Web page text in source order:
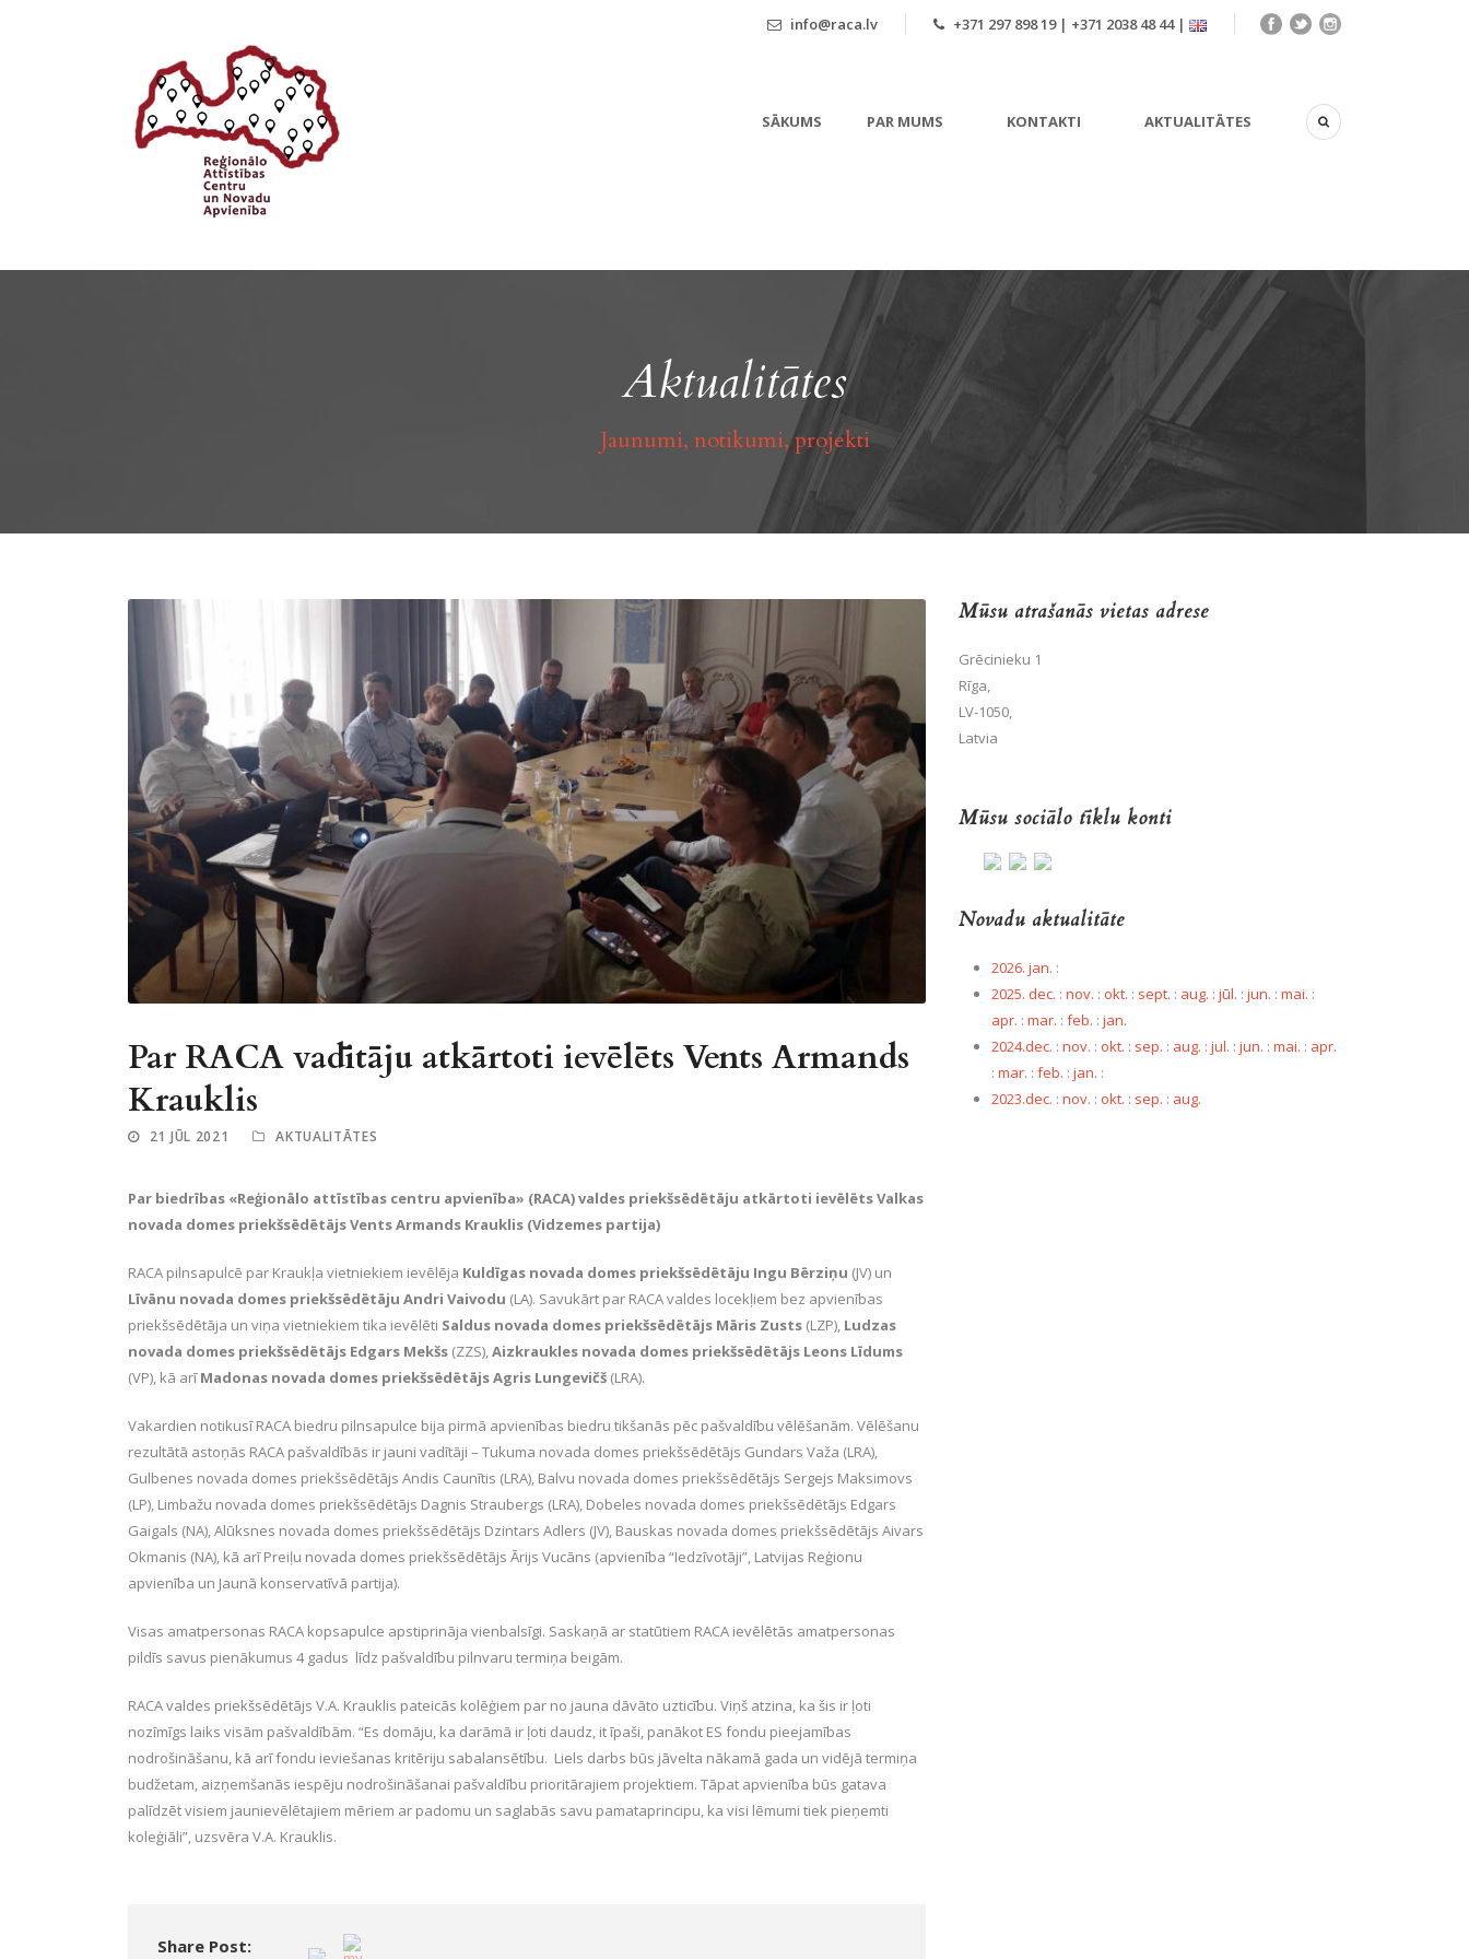
info@raca.lv +371 297 898 19 | +371 2038 48 44 |
SĀKUMS PAR MUMS KONTAKTI AKTUALITĀTES
Aktualitātes
Jaunumi, notikumi, projekti
Par RACA vadītāju atkārtoti ievēlēts Vents Armands
Krauklis
21 JŪL 2021 AKTUALITĀTES
Par biedrības «Reģionālo attīstības centru apvienība» (RACA) valdes priekšsēdētāju atkārtoti ievēlēts Valkas
novada domes priekšsēdētājs Vents Armands Krauklis (Vidzemes partija)
RACA pilnsapulcē par Kraukļa vietniekiem ievēlēja Kuldīgas novada domes priekšsēdētāju Ingu Bērziņu (JV) un
Līvānu novada domes priekšsēdētāju Andri Vaivodu (LA). Savukārt par RACA valdes locekļiem bez apvienības
priekšsēdētāja un viņa vietniekiem tika ievēlēti Saldus novada domes priekšsēdētājs Māris Zusts (LZP), Ludzas
novada domes priekšsēdētājs Edgars Mekšs (ZZS),Aizkraukles novada domes priekšsēdētājs Leons Līdums
(VP), kā arīMadonas novada domes priekšsēdētājs Agris Lungevičš (LRA).
Vakardien notikusī RACA biedru pilnsapulce bija pirmā apvienības biedru tikšanās pēc pašvaldību vēlēšanām. Vēlēšanu
rezultātā astoņās RACA pašvaldībās ir jauni vadītāji – Tukuma novada domes priekšsēdētājs Gundars Važa (LRA),
Gulbenes novada domes priekšsēdētājs Andis Caunītis (LRA), Balvu novada domes priekšsēdētājs Sergejs Maksimovs
(LP), Limbažu novada domes priekšsēdētājs Dagnis Straubergs (LRA), Dobeles novada domes priekšsēdētājs Edgars
Gaigals (NA), Alūksnes novada domes priekšsēdētājs Dzintars Adlers (JV), Bauskas novada domes priekšsēdētājs Aivars
Okmanis (NA), kā arī Preiļu novada domes priekšsēdētājs Ārijs Vucāns (apvienība “Iedzīvotāji”, Latvijas Reģionu
apvienība un Jaunā konservatīvā partija).
Visas amatpersonas RACA kopsapulce apstiprināja vienbalsīgi. Saskaņā ar statūtiem RACA ievēlētās amatpersonas
pildīs savus pienākumus 4 gadus līdz pašvaldību pilnvaru termiņa beigām.
RACA valdes priekšsēdētājs V.A. Krauklis pateicās kolēģiem par no jauna dāvāto uzticību. Viņš atzina, ka šis ir ļoti
nozīmīgs laiks visām pašvaldībām. “Es domāju, ka darāmā ir ļoti daudz, it īpaši, panākot ES fondu pieejamības
nodrošināšanu, kā arī fondu ieviešanas kritēriju sabalansētību. Liels darbs būs jāvelta nākamā gada un vidējā termiņa
budžetam, aizņemšanās iespēju nodrošināšanai pašvaldību prioritārajiem projektiem. Tāpat apvienība būs gatava
palīdzēt visiem jaunievēlētajiem mēriem ar padomu un saglabās savu pamataprincipu, ka visi lēmumi tiek pieņemti
koleģiāli”, uzsvēra V.A. Krauklis.
Share Post:
Mūsu atrašanās vietas adrese
Grēcinieku 1
Rīga,
LV-1050,
Latvia
Mūsu sociālo tīklu konti
Novadu aktualitāte
2026. jan. :
2025. dec. : nov. : okt. : sept. : aug. : jūl. : jun. : mai. :
apr. : mar. : feb. : jan.
2024.dec. : nov. : okt. : sep. : aug. : jul. : jun. : mai. : apr.
: mar. : feb. : jan. :
2023.dec. : nov. : okt. : sep. : aug.